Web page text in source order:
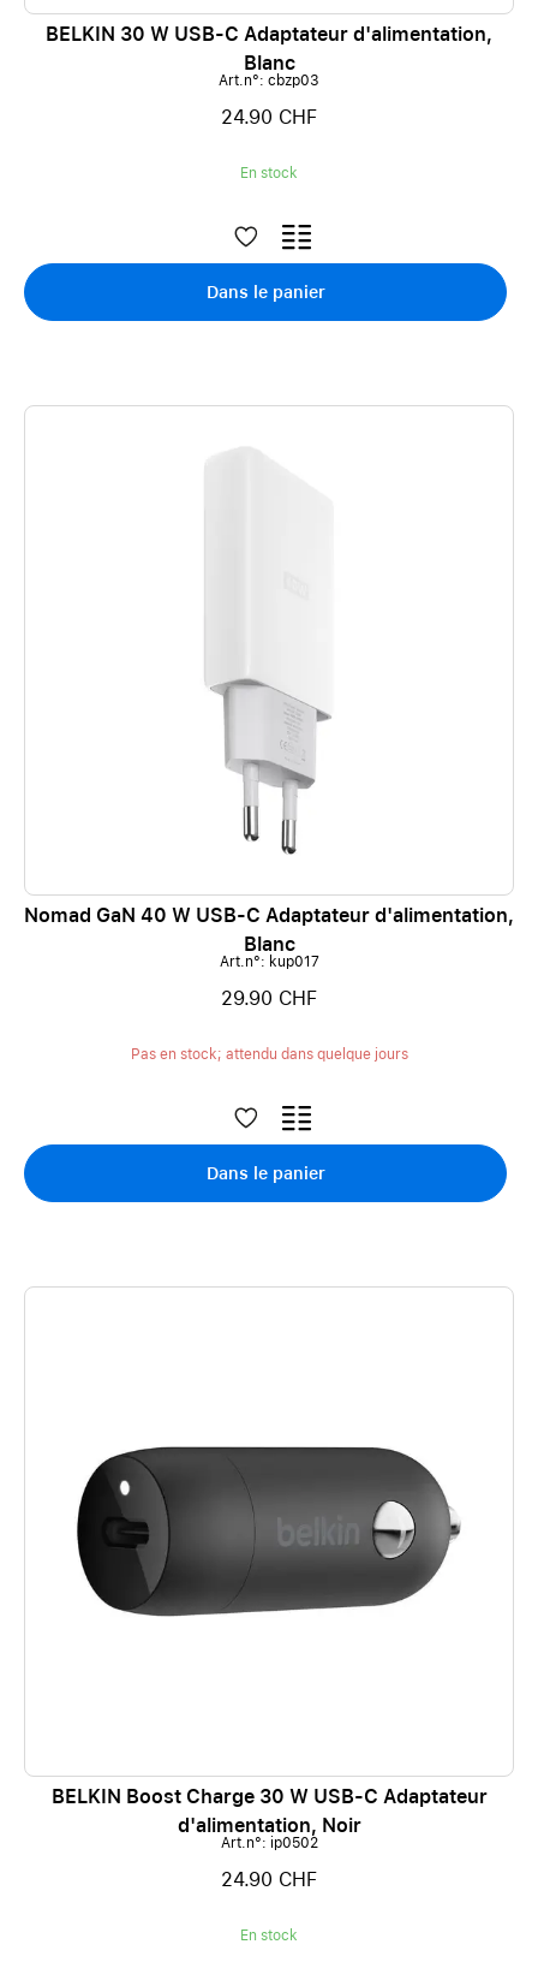
BELKIN 30 W USB-C Adaptateur d'alimentation,
Blanc
Art.n°: cbzp03
24.90 CHF
En stock
Dans le panier
Nomad GaN 40 W USB-C Adaptateur d'alimentation,
Blanc
Art.n°: kup017
29.90 CHF
Pas en stock; attendu dans quelque jours
Dans le panier
BELKIN Boost Charge 30 W USB-C Adaptateur
d'alimentation, Noir
Art.n°: ip0502
24.90 CHF
En stock